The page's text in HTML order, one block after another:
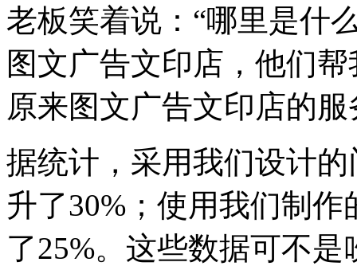
老板笑着说：“哪里是什
图文广告文印店，他们
原来图文广告文印店的
据统计，采用我们设计
升了30%；使用我们制
了25%。这些数据可不